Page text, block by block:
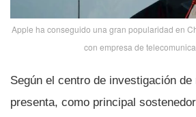
Apple ha conseguido una gran popularidad en
con empresa de
Según el centro de investigación de
presenta, como principal